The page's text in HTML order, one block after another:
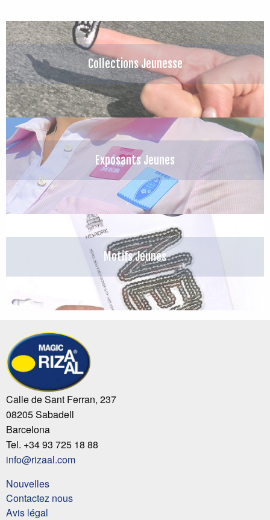
Collections Jeunesse
Exposants Jeunes
Motifs Jeunes
Calle de Sant Ferran, 237
08205 Sabadell
Barcelona
Tel. +34 93 725 18 88
info@rizaal.com
Nouvelles
Contactez nous
Avis légal